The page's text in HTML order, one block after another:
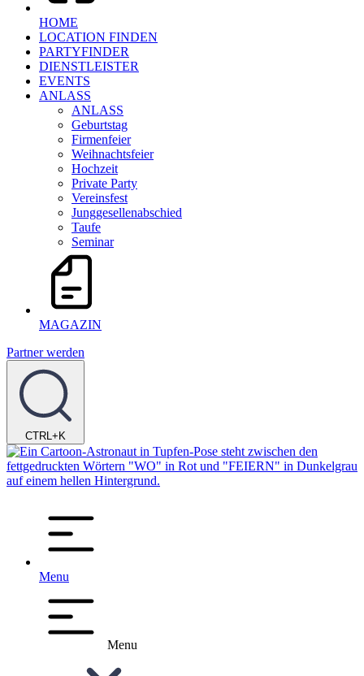
HOME
LOCATION FINDEN
PARTYFINDER
DIENSTLEISTER
EVENTS
ANLASS
ANLASS
Geburtstag
Firmenfeier
Weihnachtsfeier
Hochzeit
Private Party
Vereinsfest
Junggesellenabschied
Taufe
Seminar
MAGAZIN
Partner werden
CTRL+K
Menu
Menu